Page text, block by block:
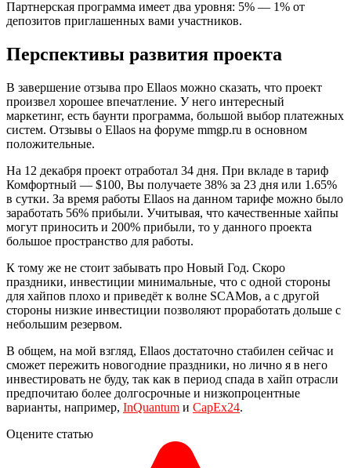
Партнерская программа имеет два уровня: 5% — 1% от
депозитов приглашенных вами участников.
Перспективы развития проекта
В завершение отзыва про Ellaos можно сказать, что проект
произвел хорошее впечатление. У него интересный
маркетинг, есть баунти программа, большой выбор платежных
систем. Отзывы о Ellaos на форуме mmgp.ru в основном
положительные.
На 12 декабря проект отработал 34 дня. При вкладе в тариф
Комфортный — $100, Вы получаете 38% за 23 дня или 1.65%
в сутки. За время работы Ellaos на данном тарифе можно было
заработать 56% прибыли. Учитывая, что качественные хайпы
могут приносить и 200% прибыли, то у данного проекта
большое пространство для работы.
К тому же не стоит забывать про Новый Год. Скоро
праздники, инвестиции минимальные, что с одной стороны
для хайпов плохо и приведёт к волне SCAMов, а с другой
стороны низкие инвестиции позволяют проработать дольше с
небольшим резервом.
В общем, на мой взгляд, Ellaos достаточно стабилен сейчас и
сможет пережить новогодние праздники, но лично я в него
инвестировать не буду, так как в период спада в хайп отрасли
предпочитаю более долгосрочные и низкопроцентные
варианты, например, InQuantum и CapEx24.
Оцените статью